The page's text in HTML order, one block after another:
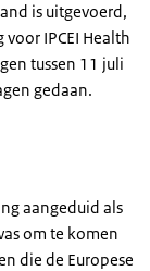
is uitgevoerd,
IPCEI Health
tussen 11 juli
gedaan.
aangeduid als
om te komen
die de Europese